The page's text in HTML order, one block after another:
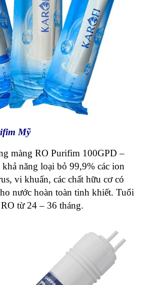
Mỹ
màng RO Purifim 100GPD –
năng loại bỏ 99,9% các ion
vi khuẩn, các chất hữu cơ có
nước hoàn toàn tinh khiết. Tuổi
từ 24 – 36 tháng.